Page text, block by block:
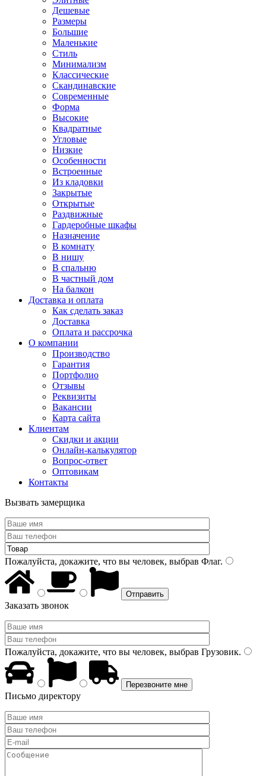
Дешевые
Размеры
Большие
Маленькие
Стиль
Минимализм
Классические
Скандинавские
Современные
Форма
Высокие
Квадратные
Угловые
Низкие
Особенности
Встроенные
Из кладовки
Закрытые
Открытые
Раздвижные
Гардеробные шкафы
Назначение
В комнату
В нишу
В спальню
В частный дом
На балкон
Доставка и оплата
Как сделать заказ
Доставка
Оплата и рассрочка
О компании
Производство
Гарантия
Портфолио
Отзывы
Реквизиты
Вакансии
Карта сайта
Клиентам
Скидки и акции
Онлайн-калькулятор
Вопрос-ответ
Оптовикам
Контакты
Вызвать замерщика
Пожалуйста, докажите, что вы человек, выбрав Флаг.
Заказать звонок
Пожалуйста, докажите, что вы человек, выбрав Грузовик.
Письмо директору